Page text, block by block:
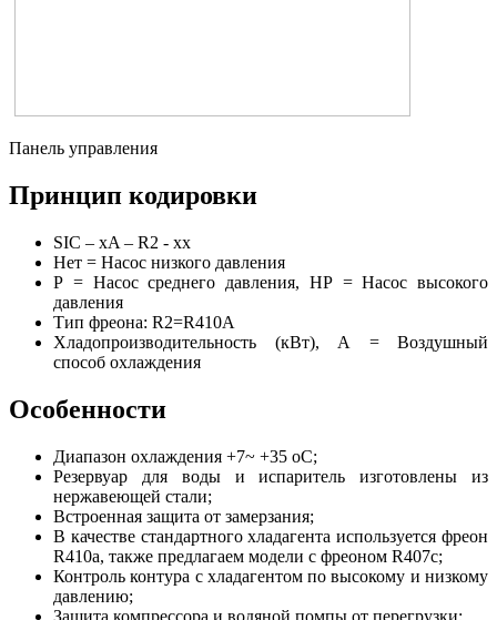
Панель управления
Принцип кодировки
SIC – xA – R2 - хх
Нет = Насос низкого давления
Р = Насос среднего давления, НР = Насос высокого
давления
Тип фреона: R2=R410A
Хладопроизводительность (кВт), А = Воздушный
способ охлаждения
Особенности
Диапазон охлаждения +7~ +35 оС;
Резервуар для воды и испаритель изготовлены из
нержавеющей стали;
Встроенная защита от замерзания;
В качестве стандартного хладагента используется фреон
R410a, также предлагаем модели с фреоном R407с;
Контроль контура с хладагентом по высокому и низкому
давлению;
Защита компрессора и водяной помпы от перегрузки;